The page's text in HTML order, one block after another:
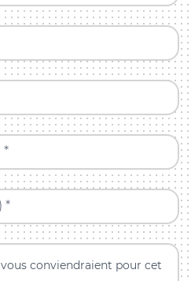
*
*
conviendraient pour cet